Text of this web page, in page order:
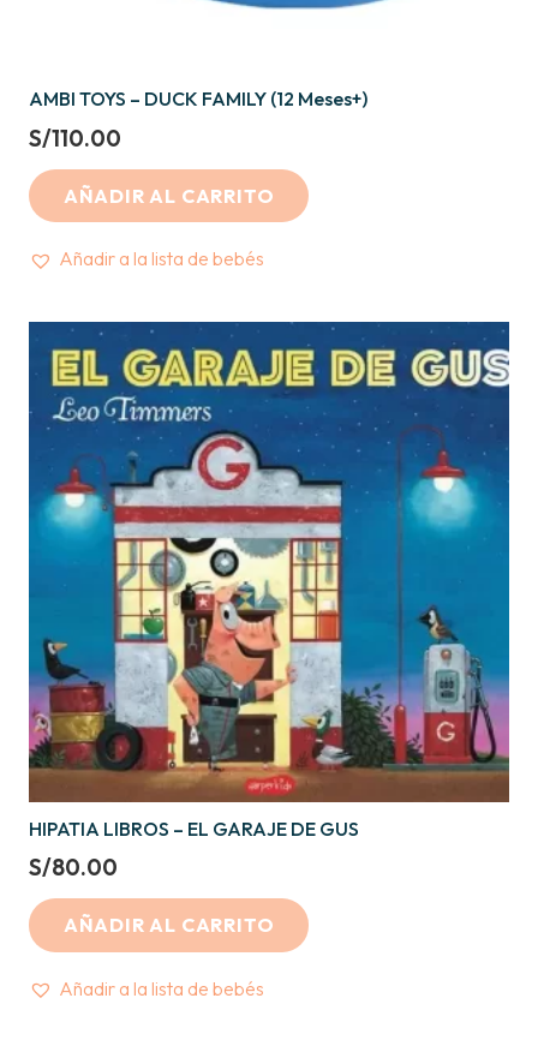
AMBI TOYS – DUCK FAMILY (12 Meses+)
S/110.00
AÑADIR AL CARRITO
Añadir a la lista de bebés
HIPATIA LIBROS – EL GARAJE DE GUS
S/80.00
AÑADIR AL CARRITO
Añadir a la lista de bebés